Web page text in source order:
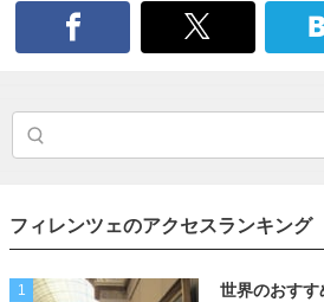
フィレンツェのアクセスランキング
1
世界のおす